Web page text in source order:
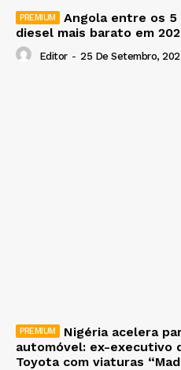
Angola entre os 5
diesel mais barato em
Editor - 25 De Setembro,
Nigéria acelera
automóvel: ex-executivo
Toyota com viaturas